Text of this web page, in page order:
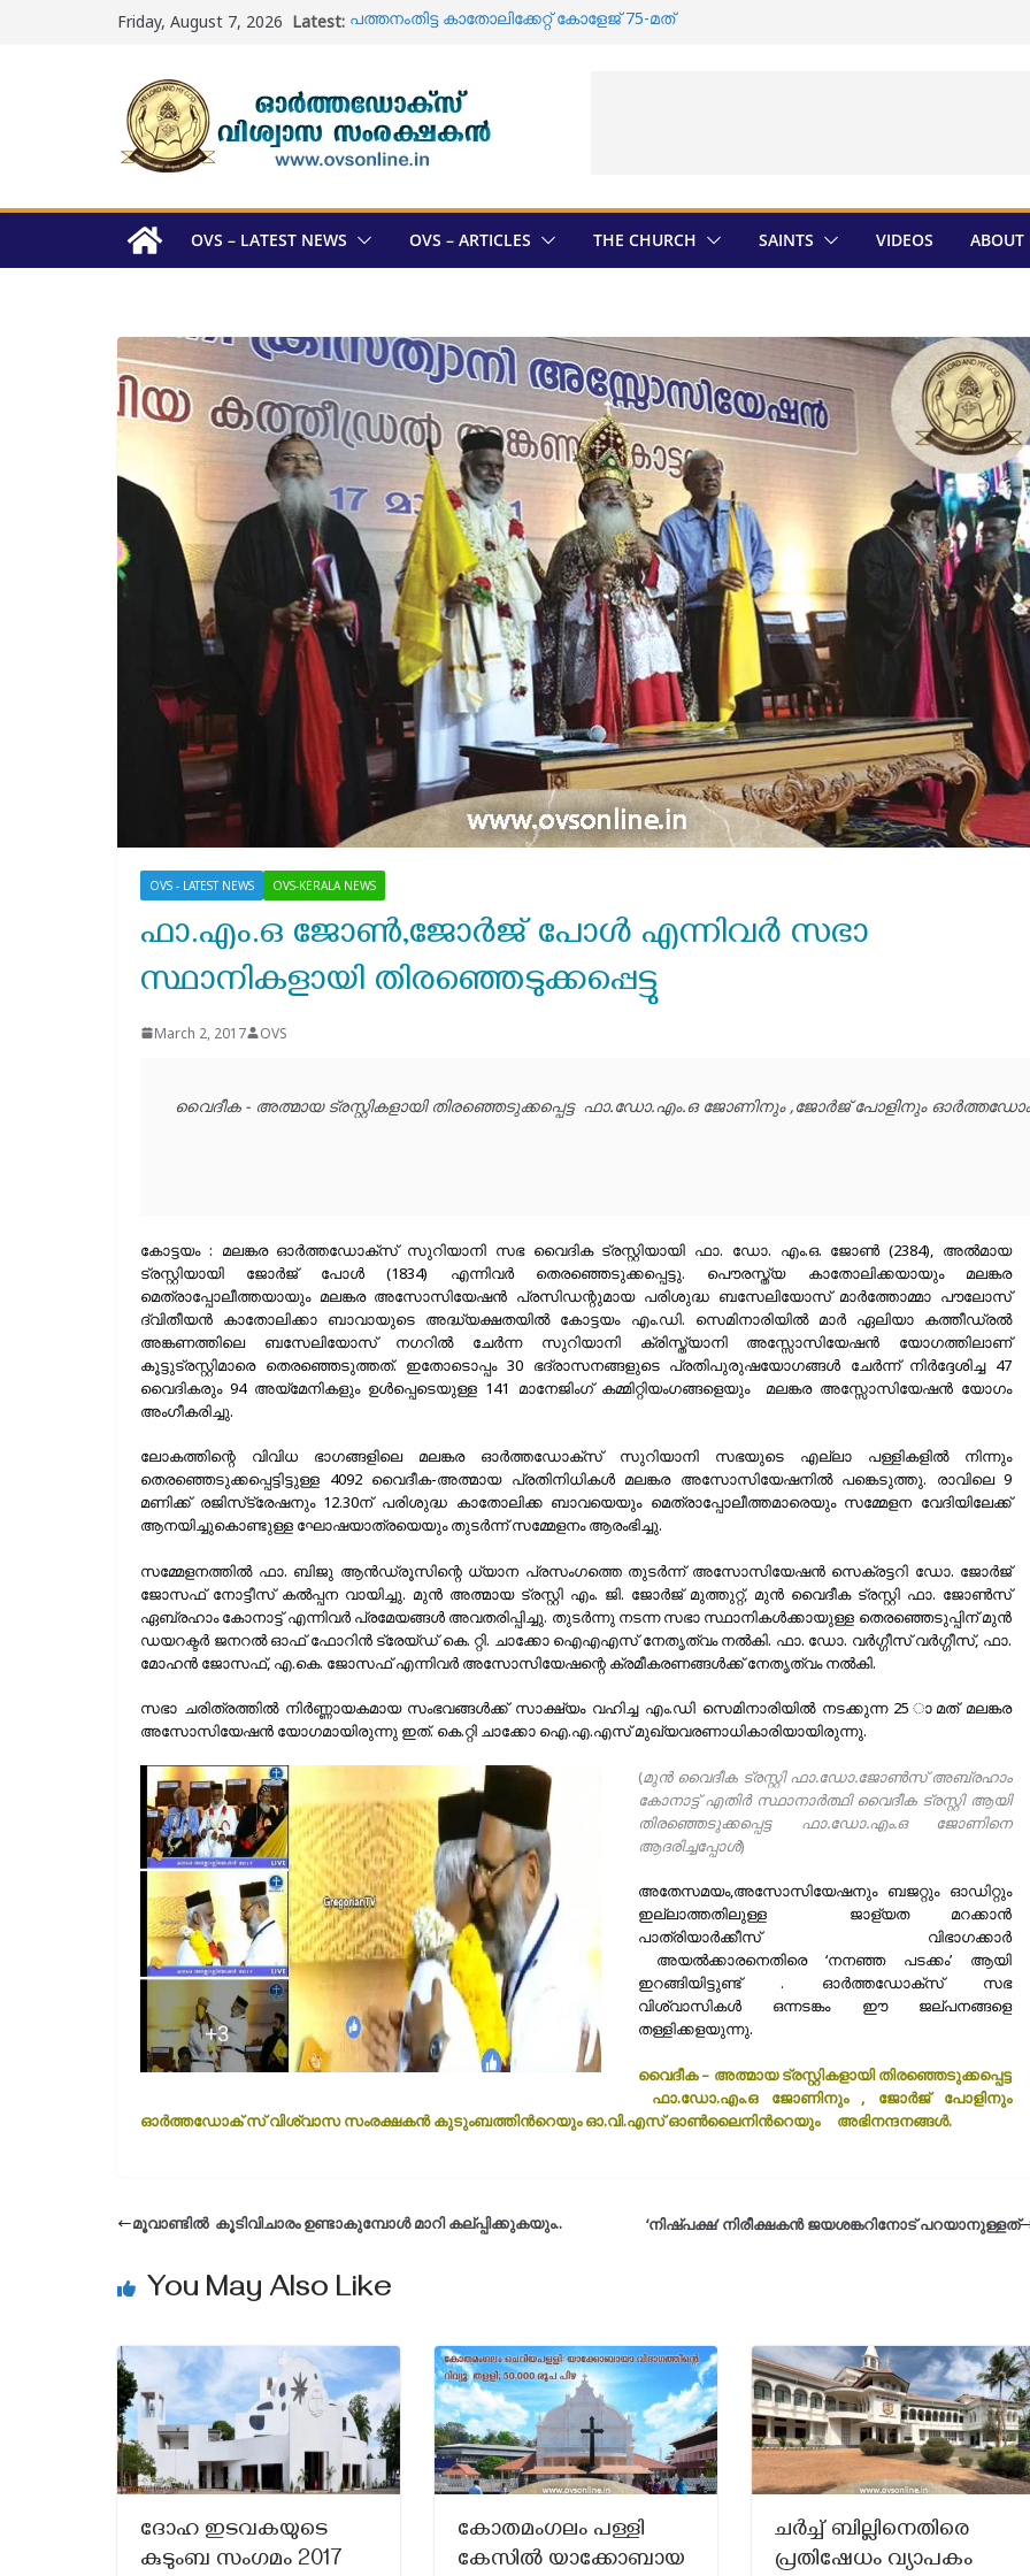
Friday, August 7, 2026 Latest: പത്തനംതിട്ട കാതോലിക്കേറ്റ്‌ കോളേജ്‌ 75-മത്
യാക്കോബായ വിഭാഗം
മെത്രാപ്പോലീത്താമാരുടെ തിരഞ്ഞെടുപ്പ് ; സ്ഥാനാർത്ഥികളെ
അറിയാം
ഓർത്തഡോക്സ് സഭ മെത്രാൻ തിരെഞ്ഞെടുപ്പ് ; അന്തിമ
മുഖ്യമന്ത്രി വി ഡി സതീശൻ ദേവലോകം അരമന
OVS – LATEST NEWS OVS – ARTICLES THE CHURCH SAINTS VIDEOS ABOUT
OVS - LATEST NEWS OVS-KERALA NEWS
ഫാ.എം.ഒ ജോണ്‍,ജോര്‍ജ് പോള്‍ എന്നിവര്‍ സഭാ
സ്ഥാനികളായി തിരഞ്ഞെടുക്കപ്പെട്ടു
March 2, 2017 OVS
വൈദീക - അത്മായ ട്രസ്റ്റികളായി തിരഞ്ഞെടുക്കപ്പെട്ട  ഫാ.ഡോ.എം.ഒ ജോണിനും ,ജോര്‍ജ് പോളിനും
കോട്ടയം : മലങ്കര ഓര്‍ത്തഡോക്സ് സുറിയാനി സഭ വൈദിക ട്രസ്റ്റിയായി ഫാ. ഡോ. എം.ഒ. ജോണ്‍ (2384), അല്‍മായ
ട്രസ്റ്റിയായി ജോര്‍ജ് പോള്‍ (1834) എന്നിവര്‍ തെരഞ്ഞെടുക്കപ്പെട്ടു. പൌരസ്ത്യ കാതോലിക്കയായും മലങ്കര
മെത്രാപ്പോലീത്തയായും മലങ്കര അസോസിയേഷന്‍ പ്രസിഡന്റുമായ പരിശുദ്ധ ബസേലിയോസ് മാര്‍ത്തോമ്മാ പൗലോസ്
ദ്വിതീയന്‍ കാതോലിക്കാ ബാവായുടെ അദ്ധ്യക്ഷതയില്‍ കോട്ടയം എം.ഡി. സെമിനാരിയില്‍ മാര്‍ ഏലിയാ കത്തീഡ്രല്‍
അങ്കണത്തിലെ ബസേലിയോസ് നഗറില്‍ ചേര്‍ന്ന സുറിയാനി ക്രിസ്ത്യാനി അസ്സോസിയേഷന്‍ യോഗത്തിലാണ്
കൂട്ടുട്രസ്റ്റിമാരെ തെരഞ്ഞെടുത്തത്. ഇതോടൊപ്പം 30 ഭദ്രാസനങ്ങളുടെ പ്രതിപുരുഷയോഗങ്ങള്‍ ചേര്‍ന്ന് നിര്‍ദ്ദേശിച്ച 47
വൈദികരും 94 അയ്മേനികളും ഉള്‍പ്പെടെയുള്ള 141 മാനേജിംഗ് കമ്മിറ്റിയംഗങ്ങളെയും മലങ്കര അസ്സോസിയേഷന്‍ യോഗം
അംഗീകരിച്ചു.
ലോകത്തിന്റെ വിവിധ ഭാഗങ്ങളിലെ മലങ്കര ഓര്‍ത്തഡോക്‌സ് സുറിയാനി സഭയുടെ എല്ലാ പള്ളികളില്‍ നിന്നും
തെരഞ്ഞെടുക്കപ്പെട്ടിട്ടുള്ള 4092 വൈദീക-അത്മായ പ്രതിനിധികള്‍ മലങ്കര അസോസിയേഷനില്‍ പങ്കെടുത്തു. രാവിലെ 9
മണിക്ക് രജിസ്‌ട്രേഷനും 12.30ന് പരിശുദ്ധ കാതോലിക്ക ബാവയെയും മെത്രാപ്പോലീത്തമാരെയും സമ്മേളന വേദിയിലേക്ക്
ആനയിച്ചുകൊണ്ടുള്ള ഘോഷയാത്രയെയും തുടര്‍ന്ന് സമ്മേളനം ആരംഭിച്ചു.
സമ്മേളനത്തില്‍ ഫാ. ബിജു ആന്‍ഡ്രൂസിന്റെ ധ്യാന പ്രസംഗത്തെ തുടര്‍ന്ന് അസോസിയേഷന്‍ സെക്രട്ടറി ഡോ. ജോര്‍ജ്
ജോസഫ് നോട്ടീസ് കല്‍പ്പന വായിച്ചു. മുന്‍ അത്മായ ട്രസ്റ്റി എം. ജി. ജോര്‍ജ് മുത്തുറ്റ്, മുന്‍ വൈദീക ട്രസ്റ്റി ഫാ. ജോണ്‍സ്
ഏബ്രഹാം കോനാട്ട് എന്നിവര്‍ പ്രമേയങ്ങള്‍ അവതരിപ്പിച്ചു. തുടര്‍ന്നു നടന്ന സഭാ സ്ഥാനികള്‍ക്കായുള്ള തെരഞ്ഞെടുപ്പിന് മുന്‍
ഡയറക്ടര്‍ ജനറല്‍ ഓഫ് ഫോറിന്‍ ട്രേയ്ഡ് കെ. റ്റി. ചാക്കോ ഐഎഎസ് നേതൃത്വം നല്‍കി. ഫാ. ഡോ. വര്‍ഗ്ഗീസ് വര്‍ഗ്ഗീസ്, ഫാ.
മോഹന്‍ ജോസഫ്, എ.കെ. ജോസഫ് എന്നിവര്‍ അസോസിയേഷന്റെ ക്രമീകരണങ്ങള്‍ക്ക് നേതൃത്വം നല്‍കി.
സഭാ ചരിത്രത്തില്‍ നിര്‍ണ്ണായകമായ സംഭവങ്ങള്‍ക്ക് സാക്ഷ്യം വഹിച്ച എം.ഡി സെമിനാരിയില്‍ നടക്കുന്ന 25 ാമത് മലങ്കര
അസോസിയേഷന്‍ യോഗമായിരുന്നു ഇത്. കെ.റ്റി ചാക്കോ ഐ.എ.എസ് മുഖ്യവരണാധികാരിയായിരുന്നു.
(മുന്‍ വൈദീക ട്രസ്റ്റി ഫാ.ഡോ.ജോണ്‍സ് അബ്രഹാം
കോനാട്ട് എതിര്‍ സ്ഥാനാര്‍ത്ഥി വൈദീക ട്രസ്റ്റി ആയി
തിരഞ്ഞെടുക്കപ്പെട്ട ഫാ.ഡോ.എം.ഒ ജോണിനെ
ആദരിച്ചപ്പോള്‍)
അതേസമയം,അസോസിയേഷനും ബജറ്റും ഓഡിറ്റും
ഇല്ലാത്തതിലുള്ള ജാള്യത മറക്കാന്‍
പാത്രിയാര്‍ക്കീസ് വിഭാഗക്കാര്‍
അയല്‍ക്കാരനെതിരെ ‘നനഞ്ഞ പടക്കം’ ആയി
ഇറങ്ങിയിട്ടുണ്ട് . ഓര്‍ത്തഡോക്സ് സഭ
വിശ്വാസികള്‍ ഒന്നടങ്കം ഈ ജല്പനങ്ങളെ
തള്ളിക്കളയുന്നു.
വൈദീക – അത്മായ ട്രസ്റ്റികളായി തിരഞ്ഞെടുക്കപ്പെട്ട
ഫാ.ഡോ.എം.ഒ ജോണിനും , ജോര്‍ജ് പോളിനും
ഓര്‍ത്തഡോക് സ് വിശ്വാസ സംരക്ഷകന്‍ കുടുംബത്തിന്‍റെയും ഓ.വി.എസ് ഓണ്‍ലൈനിന്‍റെയും അഭിനന്ദനങ്ങള്‍.
മൂവാണ്ടില്‍ കൂടിവിചാരം ഉണ്ടാകുമ്പോള്‍ മാറി കല്പ്പിക്കുകയും.. ‘നിഷ്പക്ഷ’ നിരീക്ഷകന്‍ ജയശങ്കറിനോട് പറയാനുള്ളത്
You May Also Like
ദോഹ ഇടവകയുടെ
കുടുംബ സംഗമം 2017
കോതമംഗലം പള്ളി
കേസിൽ യാക്കോബായ
ചര്‍ച്ച് ബില്ലിനെതിരെ
പ്രതിഷേധം വ്യാപകം